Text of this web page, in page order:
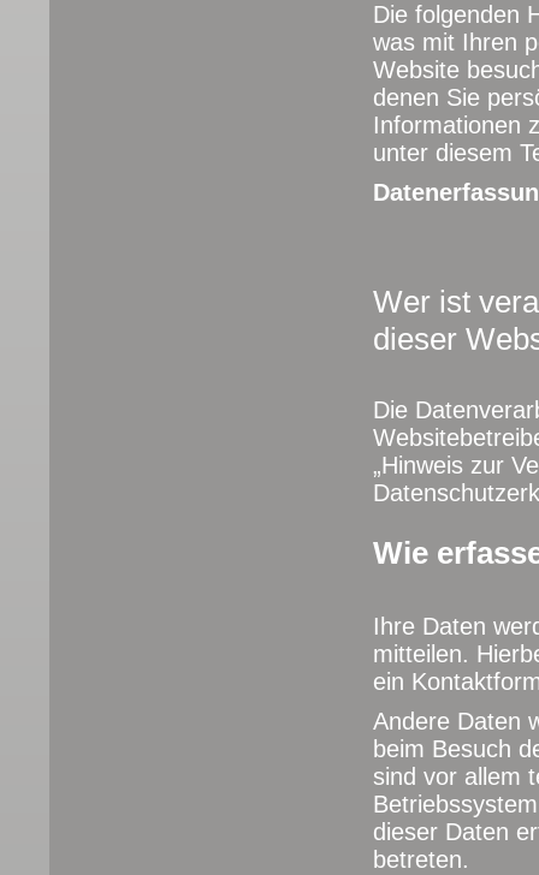
Die folgenden
was mit Ihren
Website
denen Sie
Informationen
unter diesem
Wer ist
dieser
Die
„Hinweis zur
Wie
Ihre Daten
mitteilen.
ein
Andere Daten
beim Besuch
sind vor allem
dieser Daten
betreten.